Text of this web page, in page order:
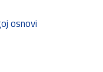
osnovi